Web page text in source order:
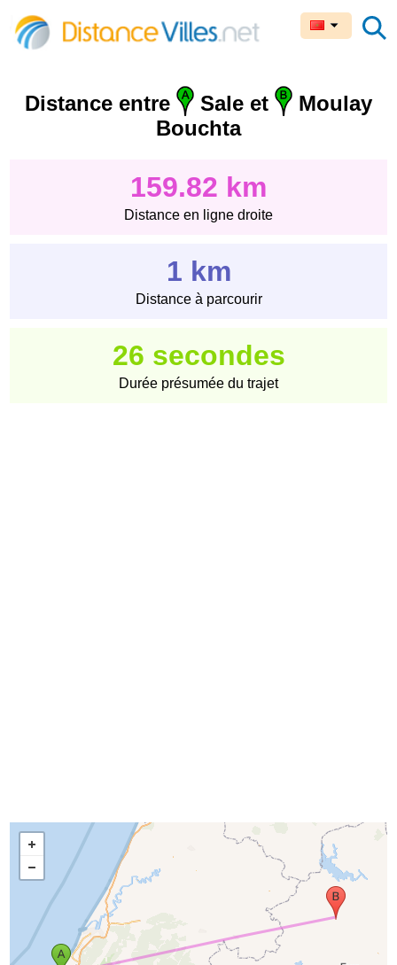
Distance entre Sale et
Moulay
Bouchta
159.82 km
Distance en ligne droite
1 km
Distance à parcourir
26 secondes
Durée présumée du trajet